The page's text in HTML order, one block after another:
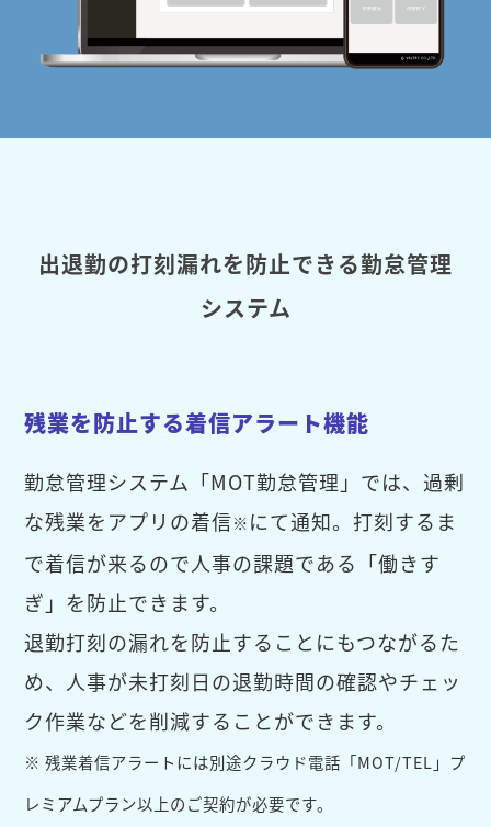
出退勤の打刻漏れを防止できる勤怠管理
システム
残業を防止する着信アラート機能
勤怠管理システム「MOT勤怠管理」では、過剰
な残業をアプリの着信※にて通知。打刻するま
で着信が来るので人事の課題である「働きす
ぎ」を防止できます。
退勤打刻の漏れを防止することにもつながるた
め、人事が未打刻日の退勤時間の確認やチェッ
ク作業などを削減することができます。
※ 残業着信アラートには別途クラウド電話「MOT/TEL」プ
レミアムプラン以上のご契約が必要です。